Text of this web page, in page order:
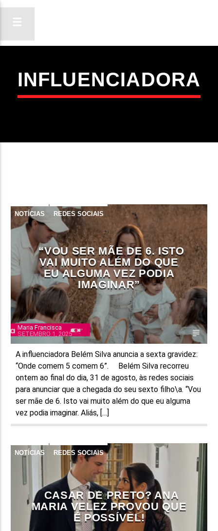
ON FM
LIGA-TE
FAIXA ATUAL
TÍTULO
ARTISTA
INFLUENCIADORA
NOTÍCIAS REDES SOCIAIS
“VOU SER MÃE DE 6. ISTO
VAI MUITO ALÉM DO QUE
EU ALGUMA VEZ PODIA
IMAGINAR”
Maria Francisca
SETEMBRO 1, 2025
A influenciadora Belém Silva anuncia a sexta gravidez:
“Onde comem 5 comem 6”. Belém Silva recorreu
ontem ao final do dia, 31 de agosto, às redes sociais
para anunciar que a chegada do seu sexto filho\a. “Vou
ser mãe de 6. Isto vai muito além do que eu alguma
vez podia imaginar. Aliás, […]
NOTÍCIAS REDES SOCIAIS
CASAR DE PRETO? ANA
MARIA VELEZ PROVOU QUE
É POSSÍVEL!